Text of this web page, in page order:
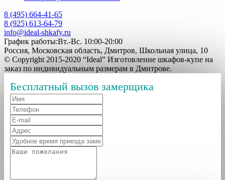
8 (495) 664-41-65
8 (925) 613-64-79
info@ideal-shkafy.ru
График работы:Вт.-Вс. 10:00-20:00
Россия, Московская область, Дмитров, Школьная улица, 10
© Copyright 2015-2020 “Ideal” Изготовление шкафов-купе на
заказ по индивидуальным размерам в Дмитрове.
Бесплатный вызов замерщика